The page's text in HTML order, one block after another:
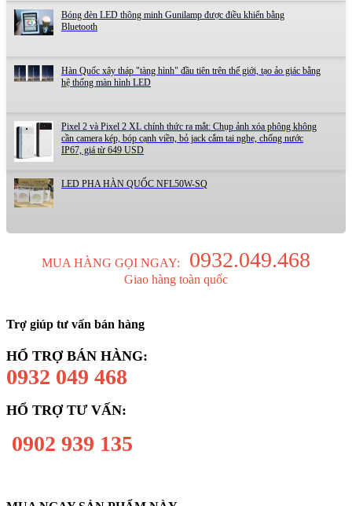
Bóng đèn LED thông minh Gunilamp được điều khiển bằng
Bluetooth
Hàn Quốc xây tháp "tàng hình" đầu tiên trên thế giới, tạo ảo giác bằng
hệ thống màn hình LED
Pixel 2 và Pixel 2 XL chính thức ra mắt: Chụp ảnh xóa phông không
cần camera kép, bóp cạnh viền, bỏ jack cắm tai nghe, chống nước
IP67, giá từ 649 USD
LED PHA HÀN QUỐC NFL50W-SQ
MUA HÀNG GỌI NGAY: 0932.049.468
Giao hàng toàn quốc
Trợ giúp tư vấn bán hàng
HỔ TRỢ BÁN HÀNG:
0932 049 468
HỔ TRỢ TƯ VẤN:
0902 939 135